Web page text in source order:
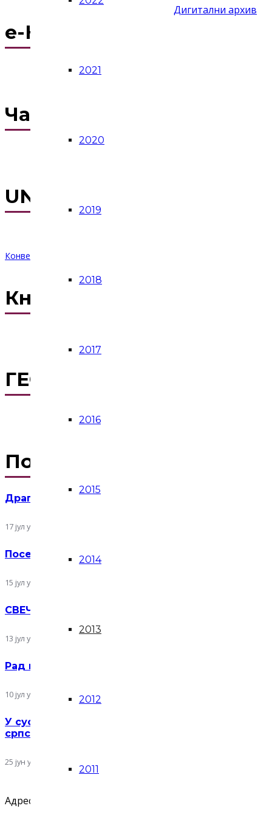
2021
2020
2019
2018
2017
2016
2015
2014
2013
2012
2011
Дигитални архив
е-Култура
Часопис Култура
UNESCO фонд за
Конвенција о заштити и унапређењу разноликости културних
Књижевни конкурс
ГЕО СРБИЈА
Последње објаве
Драгомиру Лишчићу уручена књижевна
17 јул у 14:04
Посета Симпозијуму скулптуре у теракоти Terra
15 јул у 14:42
СВЕЧАНА ДОДЕЛА КЊИЖЕВНЕ НАГРАДЕ
13 јул у 12:02
Рад на пројекту „Ликовне манифестације у
10 јул у 09:35
У сусрет Видовдану: представљен нови
српског културног идентитета
25 јун у 15:38
Адреса